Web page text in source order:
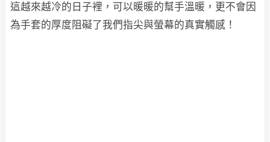
這越來越冷的日子裡，可以暖暖的幫手溫暖，更不會因
為手套的厚度阻礙了我們指尖與螢幕的真實觸感！